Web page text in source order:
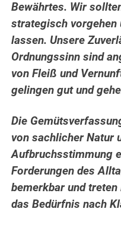
Bewährtes. Wir
strategisch vorgehen
lassen. Unsere
Ordnungssinn sind
von Fleiß und
gelingen gut und
Die
von sachlicher Natur
Aufbruchsstimmung
Forderungen des
bemerkbar und
das Bedürfnis nach